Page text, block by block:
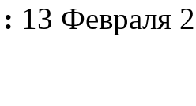
13 Февраля